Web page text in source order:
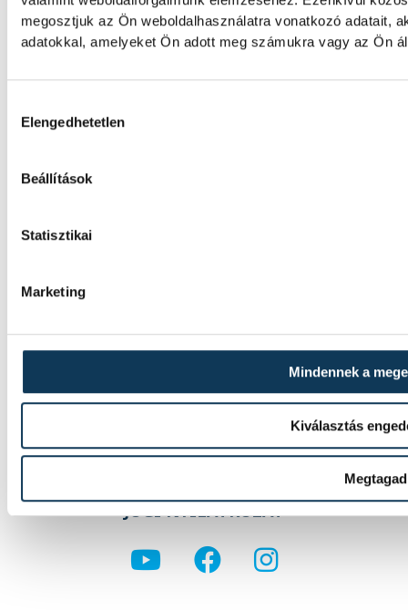
megosztjuk az Ön weboldalhasználatra vonatkozó adatait,
adatokkal, amelyeket Ön adott meg számukra vagy az Ön
Elengedhetetlen
Beállítások
Statisztikai
Marketing
Mindennek a
Kiválasztás
Megtagad
amelyre eredetileg nem tervezték.
KÖZÉLET
kezdeményezte, hogy jövő
államfőválasztás
A Tisza-frakció kezdeményezte, hogy a
IMPRESSZUM
JOGI NYILATKOZAT